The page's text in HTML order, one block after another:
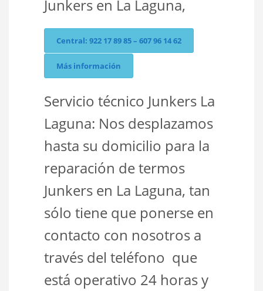
Junkers en La Laguna,
Central: 922 17 89 85 – 607 96 14 62
Más información
Servicio técnico Junkers La
Laguna: Nos desplazamos
hasta su domicilio para la
reparación de termos
Junkers en La Laguna, tan
sólo tiene que ponerse en
contacto con nosotros a
través del teléfono que
está operativo 24 horas y